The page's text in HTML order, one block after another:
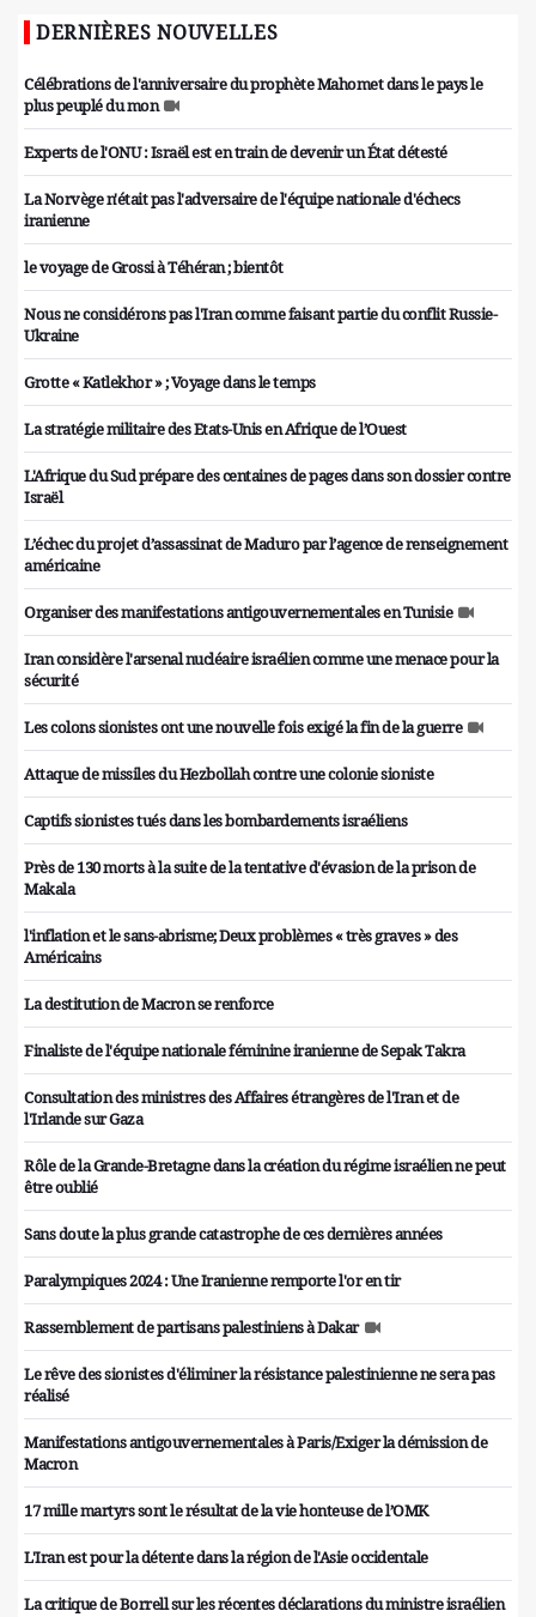
DERNIÈRES NOUVELLES
Célébrations de l'anniversaire du prophète Mahomet dans le pays le
plus peuplé du mon
Experts de l'ONU : Israël est en train de devenir un État détesté
La Norvège n'était pas l'adversaire de l'équipe nationale d'échecs
iranienne
le voyage de Grossi à Téhéran ; bientôt
Nous ne considérons pas l'Iran comme faisant partie du conflit Russie-
Ukraine
Grotte « Katlekhor » ; Voyage dans le temps
La stratégie militaire des Etats-Unis en Afrique de l’Ouest
L'Afrique du Sud prépare des centaines de pages dans son dossier contre
Israël
L’échec du projet d’assassinat de Maduro par l’agence de renseignement
américaine
Organiser des manifestations antigouvernementales en Tunisie
Iran considère l'arsenal nucléaire israélien comme une menace pour la
sécurité
Les colons sionistes ont une nouvelle fois exigé la fin de la guerre
Attaque de missiles du Hezbollah contre une colonie sioniste
Captifs sionistes tués dans les bombardements israéliens
Près de 130 morts à la suite de la tentative d'évasion de la prison de
Makala
l'inflation et le sans-abrisme; Deux problèmes « très graves » des
Américains
La destitution de Macron se renforce
Finaliste de l'équipe nationale féminine iranienne de Sepak Takra
Consultation des ministres des Affaires étrangères de l'Iran et de
l'Irlande sur Gaza
Rôle de la Grande-Bretagne dans la création du régime israélien ne peut
être oublié
Sans doute la plus grande catastrophe de ces dernières années
Paralympiques 2024 : Une Iranienne remporte l'or en tir
Rassemblement de partisans palestiniens à Dakar
Le rêve des sionistes d'éliminer la résistance palestinienne ne sera pas
réalisé
Manifestations antigouvernementales à Paris/Exiger la démission de
Macron
17 mille martyrs sont le résultat de la vie honteuse de l’OMK
L'Iran est pour la détente dans la région de l'Asie occidentale
La critique de Borrell sur les récentes déclarations du ministre israélien